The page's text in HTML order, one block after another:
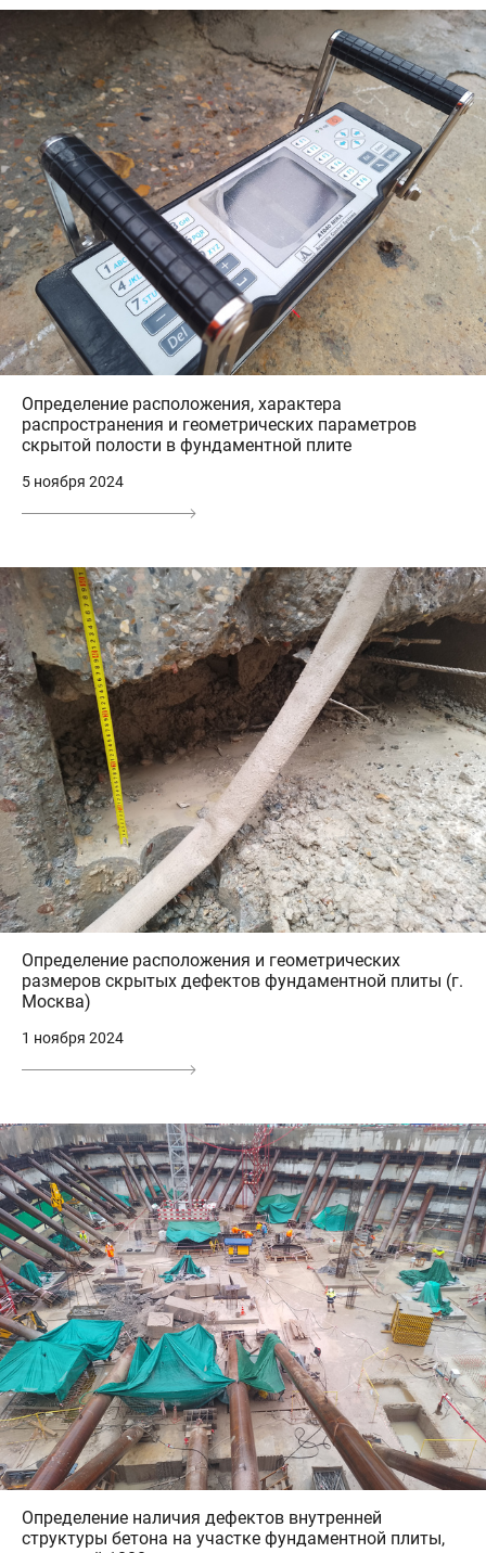
Определение расположения, характера
распространения и геометрических параметров
скрытой полости в фундаментной плите
5 ноября 2024
Определение расположения и геометрических
размеров скрытых дефектов фундаментной плиты (г.
Москва)
1 ноября 2024
Определение наличия дефектов внутренней
структуры бетона на участке фундаментной плиты,